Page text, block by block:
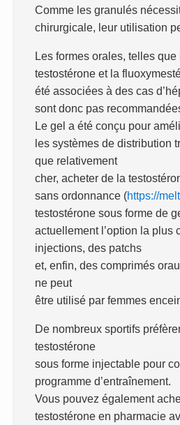
Comme les granulés
chirurgicale, leur utilisation
Les formes orales, telles
testostérone et la
été associées à des cas
sont donc pas
Le gel a été conçu pour
les systèmes de distribution
que relativement
cher, acheter de la
sans ordonnance (https://
testostérone sous forme de
actuellement l’option la plus
injections, des patchs
et, enfin, des comprimés
ne peut
être utilisé par femmes
De nombreux sportifs
testostérone
sous forme injectable pour
programme d’entraînement.
Vous pouvez également
testostérone en pharmacie